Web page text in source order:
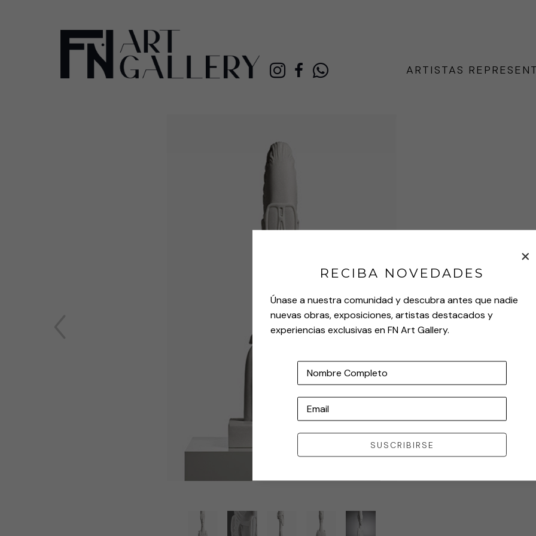
ARTISTAS
RECIBA NOVEDADES
Únase a nuestra comunidad y descubra antes que nadie
nuevas obras, exposiciones, artistas destacados y
experiencias exclusivas en FN Art Gallery.
Nombre Completo
Email
SUSCRIBIRSE